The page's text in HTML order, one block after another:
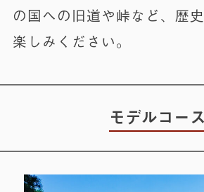
の国への旧道や峠など、歴
楽しみください。
モデルコース